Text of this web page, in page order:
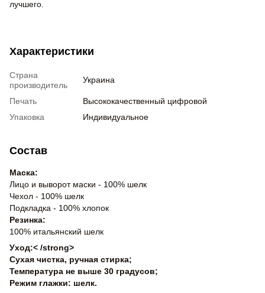
лучшего.
Характеристики
Страна
производитель
Украина
Печать
Высококачественный цифровой
Упаковка
Индивидуальное
Состав
Маска:
Лицо и выворот маски - 100% шелк
Чехол - 100% шелк
Подкладка - 100% хлопок
Резинка:
100% итальянский шелк
Уход:< /strong>
Сухая чистка, ручная стирка;
Температура не выше 30 градусов;
Режим глажки: шелк.